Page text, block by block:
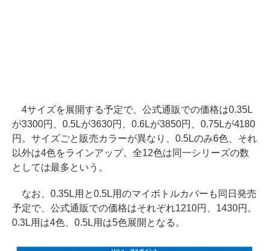
4サイズを展開する予定で、公式通販での価格は0.35L
が3300円、0.5Lが3630円、0.6Lが3850円、0.75Lが4180
円。サイズごと販売カラーが異なり、0.5Lのみ6色、それ
以外は4色をラインアップ。全12色は同一シリーズの数
としては最多という。
なお、0.35L用と0.5L用のマイボトルカバーも同日発売
予定で、公式通販での価格はそれぞれ1210円、1430円。
0.3L用は4色、0.5L用は5色展開となる。